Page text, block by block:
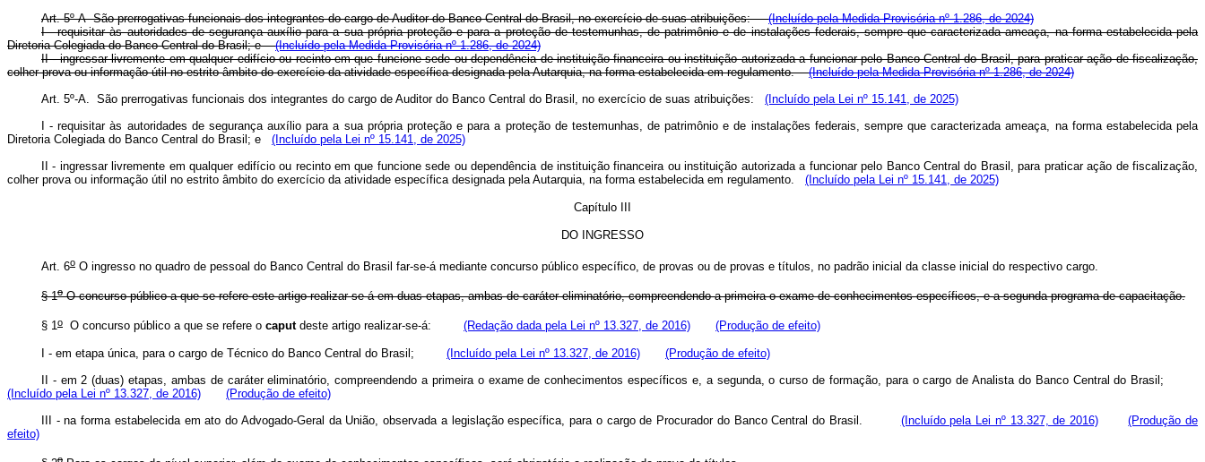
Art. 5º-A São prerrogativas funcionais dos integrantes do cargo de Auditor do Banco Central do Brasil, no exercício de suas atribuições:(Incluído pela Medida Provisória nº 1.286, de 2024)
I - requisitar às autoridades de segurança auxílio para a sua própria proteção e para a proteção de testemunhas, de patrimônio e de instalações federais, sempre que caracterizada ameaça, na forma estabelecida pela
Diretoria Colegiada do Banco Central do Brasil; e(Incluído pela Medida Provisória nº 1.286, de 2024)
II - ingressar livremente em qualquer edifício ou recinto em que funcione sede ou dependência de instituição financeira ou instituição autorizada a funcionar pelo Banco Central do Brasil, para praticar ação de fiscalização,
colher prova ou informação útil no estrito âmbito do exercício da atividade específica designada pela Autarquia, na forma estabelecida em regulamento.(Incluído pela Medida Provisória nº 1.286, de 2024)
Art. 5º-A. São prerrogativas funcionais dos integrantes do cargo de Auditor do Banco Central do Brasil, no exercício de suas atribuições: (Incluído pela Lei nº 15.141, de 2025)
I - requisitar às autoridades de segurança auxílio para a sua própria proteção e para a proteção de testemunhas, de patrimônio e de instalações federais, sempre que caracterizada ameaça, na forma estabelecida pela
Diretoria Colegiada do Banco Central do Brasil; e
(Incluído pela Lei nº 15.141, de 2025)
II - ingressar livremente em qualquer edifício ou recinto em que funcione sede ou dependência de instituição financeira ou instituição autorizada a funcionar pelo Banco Central do Brasil, para praticar ação de fiscalização,
colher prova ou informação útil no estrito âmbito do exercício da atividade específica designada pela Autarquia, na forma estabelecida em regulamento.
(Incluído pela Lei nº 15.141, de 2025)
Capítulo III
DO INGRESSO
Art. 6o O ingresso no quadro de pessoal do Banco Central do Brasil far-se-á mediante concurso público específico, de provas ou de provas e títulos, no padrão inicial da classe inicial do respectivo cargo.
§ 1oO concurso público a que se refere este artigo realizar-se-á em duas etapas, ambas de caráter eliminatório, compreendendo a primeira o exame de conhecimentos específicos, e a segunda programa de capacitação.
§ 1o O concurso público a que se refere o caputdeste artigo realizar-se-á: (Redação dada pela Lei nº 13.327, de 2016)
(Produção de efeito)
I - em etapa única, para o cargo de Técnico do Banco Central do Brasil; (Incluído pela Lei nº 13.327, de 2016)
(Produção de efeito)
II - em 2 (duas) etapas, ambas de caráter eliminatório, compreendendo a primeira o exame de conhecimentos específicos e, a segunda, o curso de formação, para o cargo de Analista do Banco Central do Brasil;
(Incluído pela Lei nº 13.327, de 2016)
(Produção de efeito)
III - na forma estabelecida em ato do Advogado-Geral da União, observada a legislação específica, para o cargo de Procurador do Banco Central do Brasil. (Incluído pela Lei nº 13.327, de 2016)
(Produção de
efeito)
o